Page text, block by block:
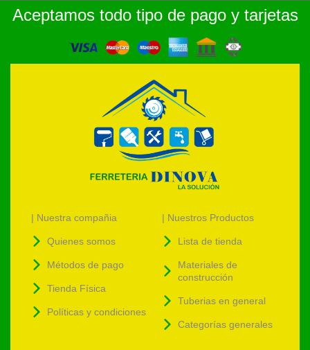
Aceptamos todo tipo de pago y tarjetas
| Nuestra compañia
Quienes somos
Métodos de pago
Tienda Física
Políticas y condiciones
| Nuestros Productos
Lista de tienda
Materiales de
construcción
Tuberias en general
Categorías generales